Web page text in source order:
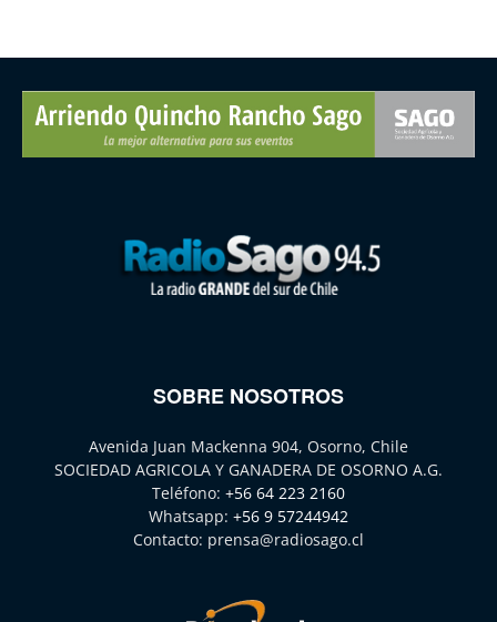
SOBRE NOSOTROS
Avenida Juan Mackenna 904, Osorno, Chile
SOCIEDAD AGRICOLA Y GANADERA DE OSORNO A.G.
Teléfono: +56 64 223 2160
Whatsapp: +56 9 57244942
Contacto: prensa@radiosago.cl